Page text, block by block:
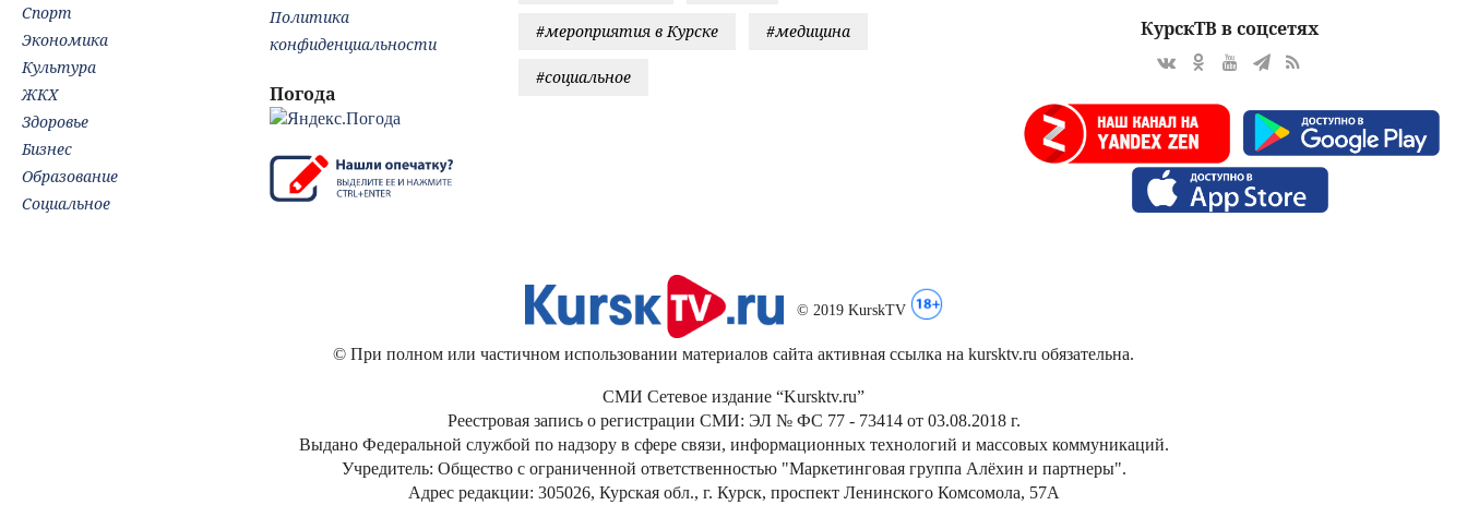
КурскТВ в соцсетях
#мероприятия в Курске #медицина
#социальное
Спорт
Экономика
Культура
ЖКХ
Здоровье
Бизнес
Образование
Социальное
Политика
конфиденциальности
Погода
© 2019 KurskTV
© При полном или частичном использовании материалов сайта активная ссылка на kursktv.ru обязательна.
СМИ Сетевое издание “Kursktv.ru”
Реестровая запись о регистрации СМИ: ЭЛ № ФС 77 - 73414 от 03.08.2018 г.
Выдано Федеральной службой по надзору в сфере связи, информационных технологий и массовых коммуникаций.
Учредитель: Общество с ограниченной ответственностью "Маркетинговая группа Алёхин и партнеры".
Адрес редакции: 305026, Курская обл., г. Курск, проспект Ленинского Комсомола, 57А